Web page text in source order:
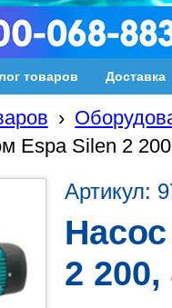
товаров Доставка
›
Espa Silen 2
Артикул:
2